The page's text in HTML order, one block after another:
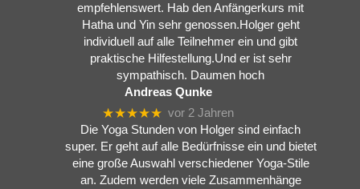
empfehlenswert. Hab den Anfängerkurs mit
Hatha und Yin sehr genossen.Holger geht
individuell auf alle Teilnehmer ein und gibt
praktische Hilfestellung.Und er ist sehr
sympathisch. Daumen hoch
Andreas Qunke
★★★★★ vor 2 Jahren
Die Yoga Stunden von Holger sind einfach
super. Er geht auf alle Bedürfnisse ein und bietet
eine große Auswahl verschiedener Yoga-Stile
an. Zudem werden viele Zusammenhänge